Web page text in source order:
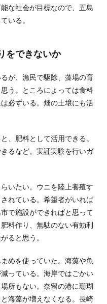
な社会が目標なので、五島
いる。
をできないか
が、漁民で駆除、藻場の育
う。ところによっては食料
必ずいる。畑の土壌にも活
、肥料として活用できる。
るなど。実証実験を行いガ
いたい。ウニを陸上養殖す
れている。希望者がいれば
で施設ができればと思って
料作り、無駄のない有効利
ると思う。
めを使っていた。海藻や魚
っている。海岸ではごかい
所もない。奈留の港に珊瑚
海藻が増えなくなる。長崎